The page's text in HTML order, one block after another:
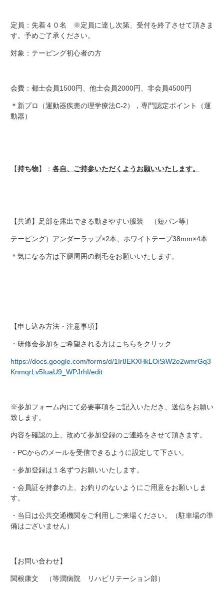
定員：先着４０名 ※定員に達し次第、受付を終了させて頂きま
す。予めご了承ください。
対象：テーピング初心者の方
会費：都士会員1500円、他士会員2000円、非会員4500円
＊新プロ（運動器疾患の理学療法C-2），専門認定ポイント（運
動器）
【持ち物】： 各自、ご持参いただくようお願いいたします。
【共通】足部を露出できる動きやすい服装 （短パン等）
テーピング）アンダーラップ×2本、ホワイトテープ38mm×4本
＊気になる方は下腿周囲の剃毛をお願いいたします。
【申し込み方法・注意事項】
・研修会参加をご希望される方はこちらをクリック
https://docs.google.com/forms/d/1Ir8EKXHkLOiSiW2e2wmrGq3
KnmqrLv5IuaU9_WPJrhI/edit
※参加フォーム内にて必要事項をご記入いただき、送信をお願い
致します。
内容を確認の上、改めて参加登録のご連絡をさせて頂きます。
・PCからのメールを受信できるように設定して下さい。
・参加登録は１名ずつお願いいたします。
・会員証を持参の上、お釣りのないようにご用意をお願いしま
す。
・当日は公共交通機関をご利用しご来場ください。（駐車場の準
備はございません）
【お問い合わせ】
関根康文 （等潤病院 リハビリテーション部）